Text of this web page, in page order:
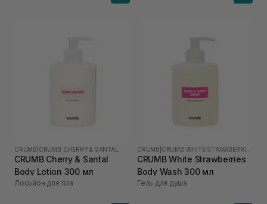
CRUMB CRUMB CHERRY & SANTAL
CRUMB Cherry & Santal
Body Lotion 300 мл
Лосьйон для тіла
CRUMB
CRUMB White Strawberries
Body Wash 300 мл
Гель для душа